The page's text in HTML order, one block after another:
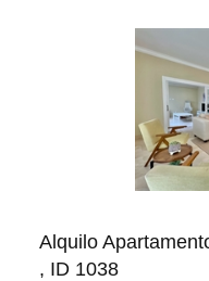
Alquilo
, ID 1038